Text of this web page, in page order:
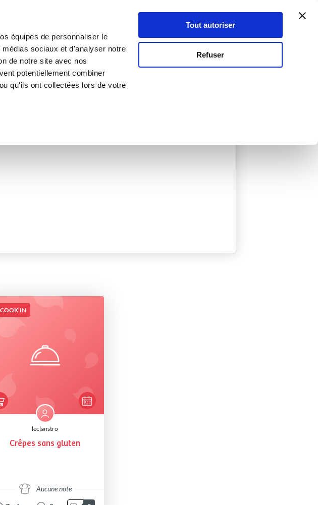
équipes de personnaliser le
sociaux et d'analyser notre
de notre site avec nos
potentiellement combiner
qu'ils ont collectées lors de votre
Tout autoriser
Refuser
Se connecter
leclanstro
Crêpes sans gluten
Aucune note